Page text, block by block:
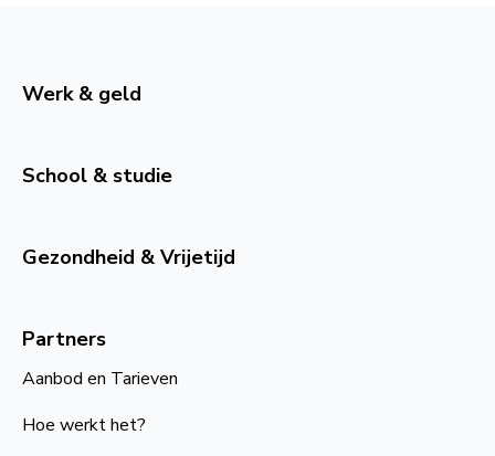
Werk & geld
School & studie
Gezondheid & Vrijetijd
Partners
Aanbod en Tarieven
Hoe werkt het?